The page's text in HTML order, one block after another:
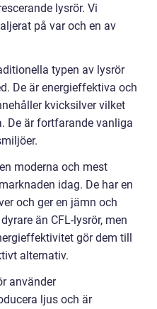
lysrör. Vi
på var och en av
typen av lysrör
De är energieffektiva och
kvicksilver vilket
De är fortfarande vanliga
moderna och mest
idag. De har en
och ger en jämn och
än CFL-lysrör, men
gör dem till
alternativ.
använder
ljus och är